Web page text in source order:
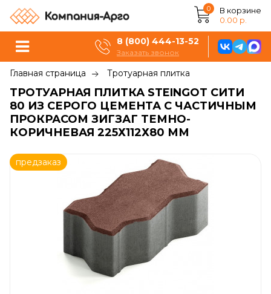
0
В корзине
0.00 р.
8 (800) 444-13-52
Заказать звонок
Главная страница Тротуарная плитка
ТРОТУАРНАЯ ПЛИТКА STEINGOT СИТИ
80 ИЗ СЕРОГО ЦЕМЕНТА С ЧАСТИЧНЫМ
ПРОКРАСОМ ЗИГЗАГ ТЕМНО-
КОРИЧНЕВАЯ 225Х112Х80 ММ
предзаказ